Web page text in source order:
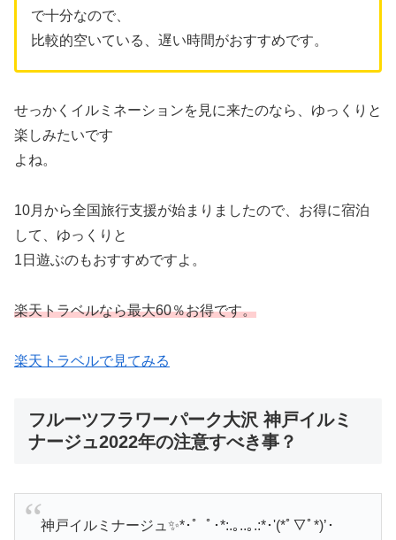
で十分なので、
比較的空いている、遅い時間がおすすめです。
せっかくイルミネーションを見に来たのなら、ゆっくりと
楽しみたいです
よね。
10月から全国旅行支援が始まりましたので、お得に宿泊
して、ゆっくりと
1日遊ぶのもおすすめですよ。
楽天トラベルなら最大60％お得です。
楽天トラベルで見てみる
フルーツフラワーパーク大沢 神戸イルミ
ナージュ2022年の注意すべき事？
神戸イルミナージュ✨*･゜ﾟ･*:.｡..｡.:*･'(*ﾟ▽ﾟ*)’･